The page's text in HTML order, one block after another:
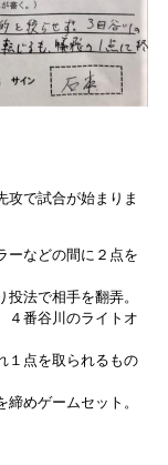
攻で試合が始まりま
ーなどの間に２点を
法で相手を翻弄。
４番谷川のライトオ
１点を取られるもの
めゲームセット。